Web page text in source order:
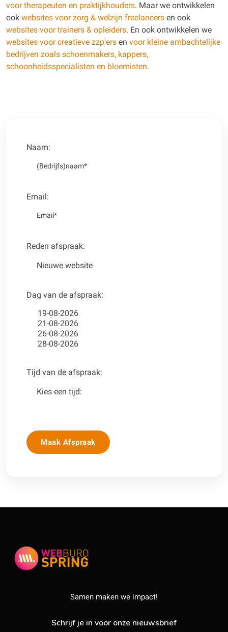
voor therapeuten en praktijkhouders. Maar we ontwikkelen
ook websites voor zorg & welzijn freelancers en ook
websites voor trainers & opleiders. En ook ontwikkelen we
websites voor creatieve zzp'ers en voor kleine ambachtelijke
bedrijven zoals schoenmakers, kappers,
schoonheidsspecialisten en bloemisten.
Naam:
Email:
Reden afspraak:
Dag van de afspraak:
Tijd van de afspraak:
Maak Afspraak
Samen maken we impact!
Schrijf je in voor onze nieuwsbrief